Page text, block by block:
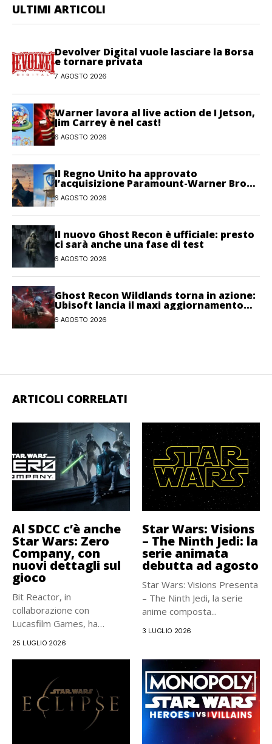
ULTIMI ARTICOLI
Devolver Digital vuole lasciare la Borsa
e tornare privata
7 AGOSTO 2026
Warner lavora al live action de I Jetson,
Jim Carrey è nel cast!
6 AGOSTO 2026
Il Regno Unito ha approvato
l’acquisizione Paramount-Warner Bros
Discovery
6 AGOSTO 2026
Il nuovo Ghost Recon è ufficiale: presto
ci sarà anche una fase di test
6 AGOSTO 2026
Ghost Recon Wildlands torna in azione:
Ubisoft lancia il maxi aggiornamento
gratuito Last Rites
6 AGOSTO 2026
ARTICOLI CORRELATI
Al SDCC c’è anche
Star Wars: Zero
Company, con
nuovi dettagli sul
gioco
Bit Reactor, in
collaborazione con
Lucasfilm Games, ha
25 LUGLIO 2026
Star Wars: Visions
– The Ninth Jedi: la
serie animata
debutta ad agosto
Star Wars: Visions Presenta
– The Ninth Jedi, la serie
anime composta...
3 LUGLIO 2026